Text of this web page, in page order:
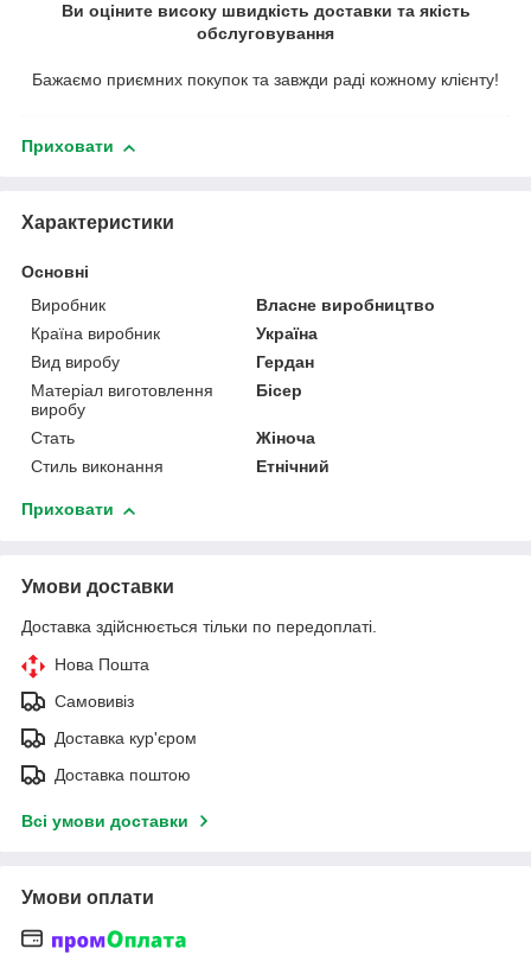
Ви оціните високу швидкість доставки та якість
обслуговування
Бажаємо приємних покупок та завжди раді кожному клієнту!
Приховати
Характеристики
Основні
Виробник
Власне виробництво
Країна виробник
Україна
Вид виробу
Гердан
Матеріал виготовлення
виробу
Бісер
Стать
Жіноча
Стиль виконання
Етнічний
Приховати
Умови доставки
Доставка здійснюється тільки по передоплаті.
Нова Пошта
Самовивіз
Доставка кур'єром
Доставка поштою
Всі умови доставки
Умови оплати